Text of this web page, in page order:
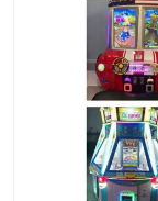
游戏厅回收